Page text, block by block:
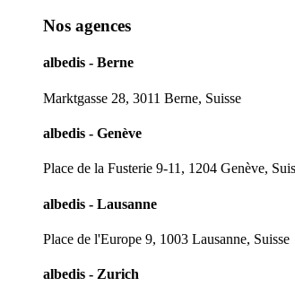
Nos agences
albedis - Berne
Marktgasse 28, 3011 Berne, Suisse
albedis - Genève
Place de la Fusterie 9-11, 1204 Genève,
albedis - Lausanne
Place de l'Europe 9, 1003 Lausanne, Suisse
albedis - Zurich